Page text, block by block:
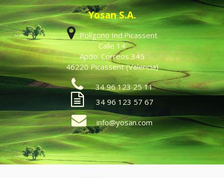
Yosan S.A.
Polígono Ind.Picassent
Calle 14
Apdo. Correos 345
46220 Picassent (Valencia)
34 96 123 25 11
34 96 123 57 67
info@yosan.com